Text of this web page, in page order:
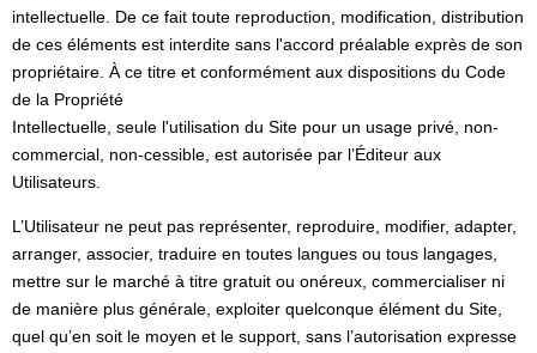
intellectuelle. De ce fait toute reproduction, modification, distribution
de ces éléments est interdite sans l'accord préalable exprès de son
propriétaire. À ce titre et conformément aux dispositions du Code
de la Propriété
Intellectuelle, seule l'utilisation du Site pour un usage privé, non-
commercial, non-cessible, est autorisée par l’Éditeur aux
Utilisateurs.
L’Utilisateur ne peut pas représenter, reproduire, modifier, adapter,
arranger, associer, traduire en toutes langues ou tous langages,
mettre sur le marché à titre gratuit ou onéreux, commercialiser ni
de manière plus générale, exploiter quelconque élément du Site,
quel qu’en soit le moyen et le support, sans l’autorisation expresse